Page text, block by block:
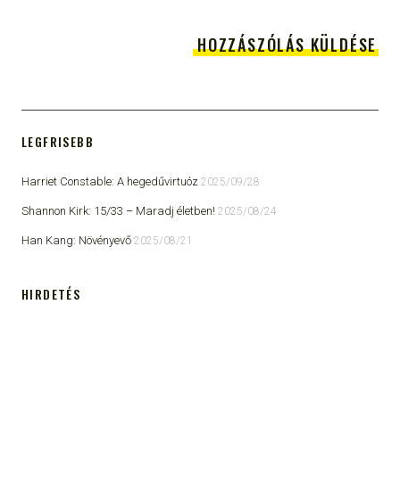
LEGFRISEBB
Harriet Constable: A hegedűvirtuóz 2025/09/28
Shannon Kirk: 15/33 ​– Maradj életben! 2025/08/24
Han Kang: Növényevő 2025/08/21
HIRDETÉS